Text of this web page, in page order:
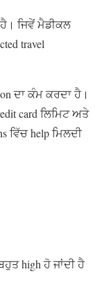
ਜਿਵੇਂ ਮੈਡੀਕਲ
travel
ਦਾ ਕੰਮ ਕਰਦਾ ਹੈ।
card ਲਿਮਿਟ ਅਤੇ
ਵਿੱਚ help ਮਿਲਦੀ
high ਹੋ ਜਾਂਦੀ ਹੈ